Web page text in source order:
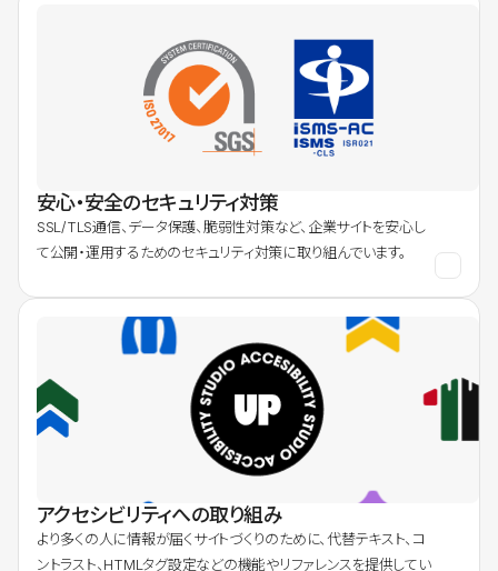
安心・安全のセキュリティ対策
SSL/TLS通信、データ保護、脆弱性対策など、企業サイトを安心し
て公開・運用するためのセキュリティ対策に取り組んでいます。
アクセシビリティへの取り組み
より多くの人に情報が届くサイトづくりのために、代替テキスト、コ
ントラスト、HTMLタグ設定などの機能やリファレンスを提供してい